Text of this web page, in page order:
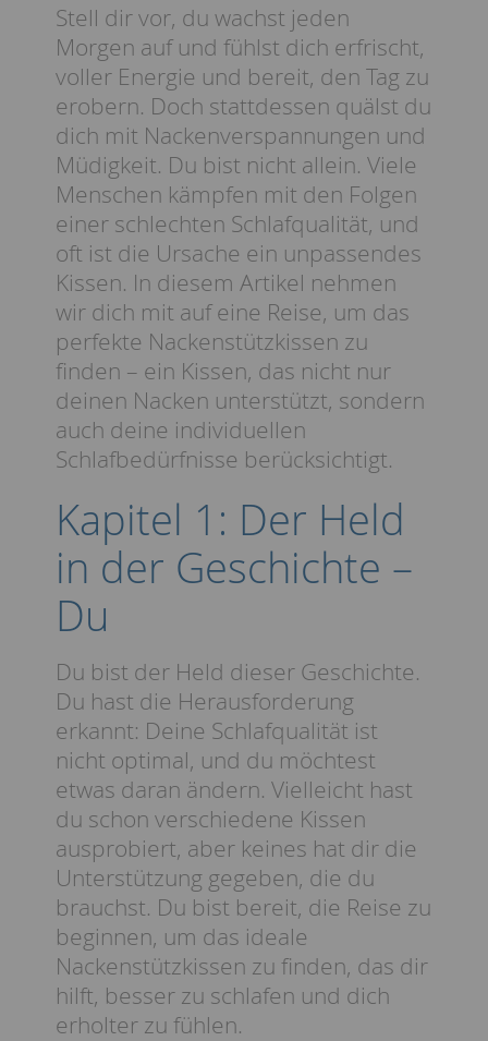
Stell dir vor, du wachst jeden
Morgen auf und fühlst dich erfrischt,
voller Energie und bereit, den Tag zu
erobern. Doch stattdessen quälst du
dich mit Nackenverspannungen und
Müdigkeit. Du bist nicht allein. Viele
Menschen kämpfen mit den Folgen
einer schlechten Schlafqualität, und
oft ist die Ursache ein unpassendes
Kissen. In diesem Artikel nehmen
wir dich mit auf eine Reise, um das
perfekte Nackenstützkissen zu
finden – ein Kissen, das nicht nur
deinen Nacken unterstützt, sondern
auch deine individuellen
Schlafbedürfnisse berücksichtigt.
Kapitel 1: Der Held
in der Geschichte –
Du
Du bist der Held dieser Geschichte.
Du hast die Herausforderung
erkannt: Deine Schlafqualität ist
nicht optimal, und du möchtest
etwas daran ändern. Vielleicht hast
du schon verschiedene Kissen
ausprobiert, aber keines hat dir die
Unterstützung gegeben, die du
brauchst. Du bist bereit, die Reise zu
beginnen, um das ideale
Nackenstützkissen zu finden, das dir
hilft, besser zu schlafen und dich
erholter zu fühlen.